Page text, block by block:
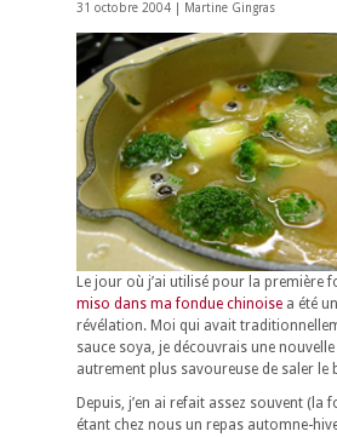
31 octobre 2004 | Martine Gingras
Le jour où j’ai utilisé pour la première
miso dans ma fondue chinoise a été
révélation. Moi qui avait
sauce soya, je découvrais une
autrement plus savoureuse de saler le
Depuis, j’en ai refait assez souvent (la
étant chez nous un repas automne-